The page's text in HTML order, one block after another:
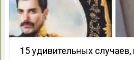
15 удивительных